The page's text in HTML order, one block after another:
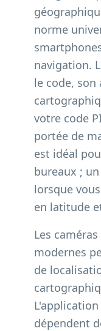
norme
navigation.
le code,
votre code
portée de
est idéal
bureaux ; un
lorsque
en latitude
Les
modernes
de
dépendent